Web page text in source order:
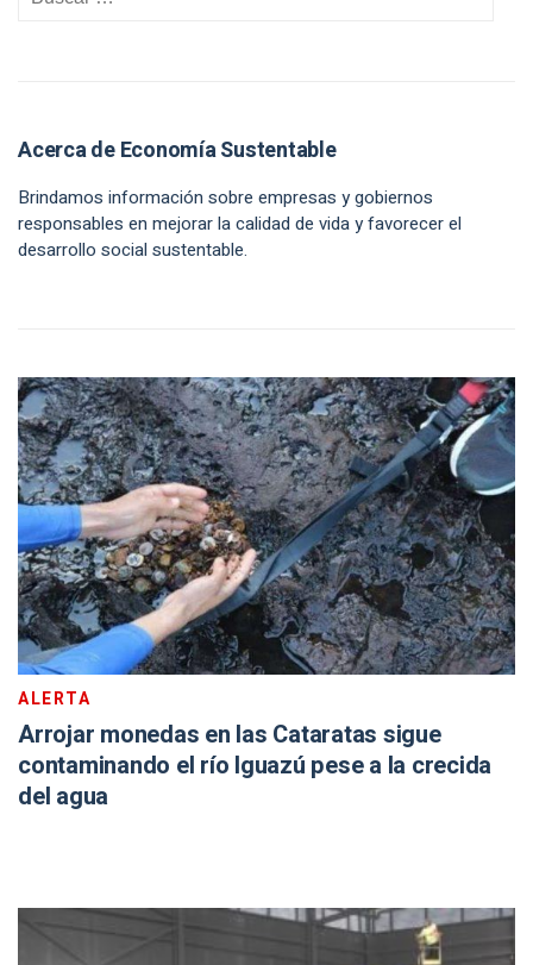
Acerca de Economía Sustentable
Brindamos información sobre empresas y gobiernos
responsables en mejorar la calidad de vida y favorecer el
desarrollo social sustentable.
ALERTA
Arrojar monedas en las Cataratas sigue
contaminando el río Iguazú pese a la crecida
del agua